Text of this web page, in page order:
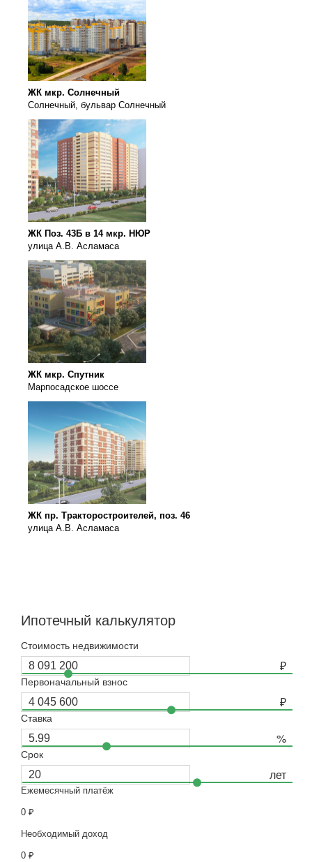
ЖК мкр. Солнечный
Солнечный, бульвар Солнечный
ЖК Поз. 43Б в 14 мкр. НЮР
улица А.В. Асламаса
ЖК мкр. Спутник
Марпосадское шоссе
ЖК пр. Тракторостроителей, поз. 46
улица А.В. Асламаса
Ипотечный калькулятор
Стоимость недвижимости
Первоначальный взнос
Ставка
Срок
Ежемесячный платёж
0 ₽
Необходимый доход
0 ₽